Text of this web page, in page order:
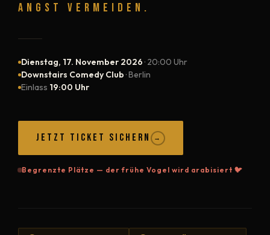
ANGST VERMEIDEN.
Dienstag, 17. November 2026 · 20:00 Uhr
Downstairs Comedy Club · Berlin
Einlass 19:00 Uhr
JETZT TICKET SICHERN →
Begrenzte Plätze — der frühe Vogel wird arabisiert 🐦